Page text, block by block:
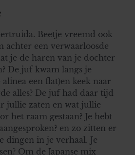
Beetje vreemd ook
achter een verwaarloosde
je de haren van je dochter
De juf kwam langs je
een flat)en keek naar
alles? De juf had daar tijd
jullie zaten en wat jullie
het raam gestaan? Je hebt
en zo zitten er
dingen in je verhaal. Je
Om de Japanse mix